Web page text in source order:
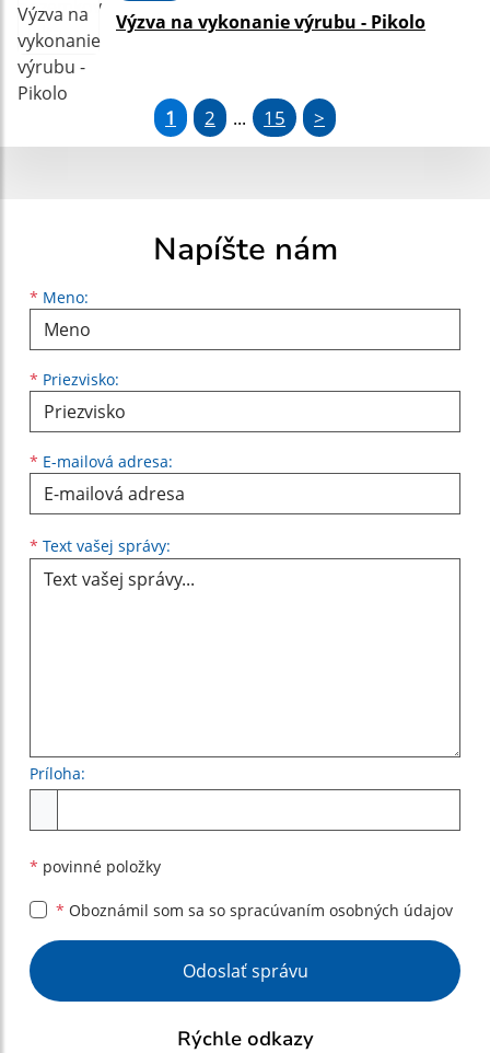
Výzva na vykonanie výrubu - Pikolo
1 2 ... 15 >
Napíšte nám
* Meno:
Meno
* Priezvisko:
Priezvisko
* E-mailová adresa:
E-mailová adresa
* Text vašej správy:
Príloha:
* povinné položky
* Oboznámil som sa so spracúvaním osobných údajov
Google reCaptcha Response
Odoslať správu
Rýchle odkazy